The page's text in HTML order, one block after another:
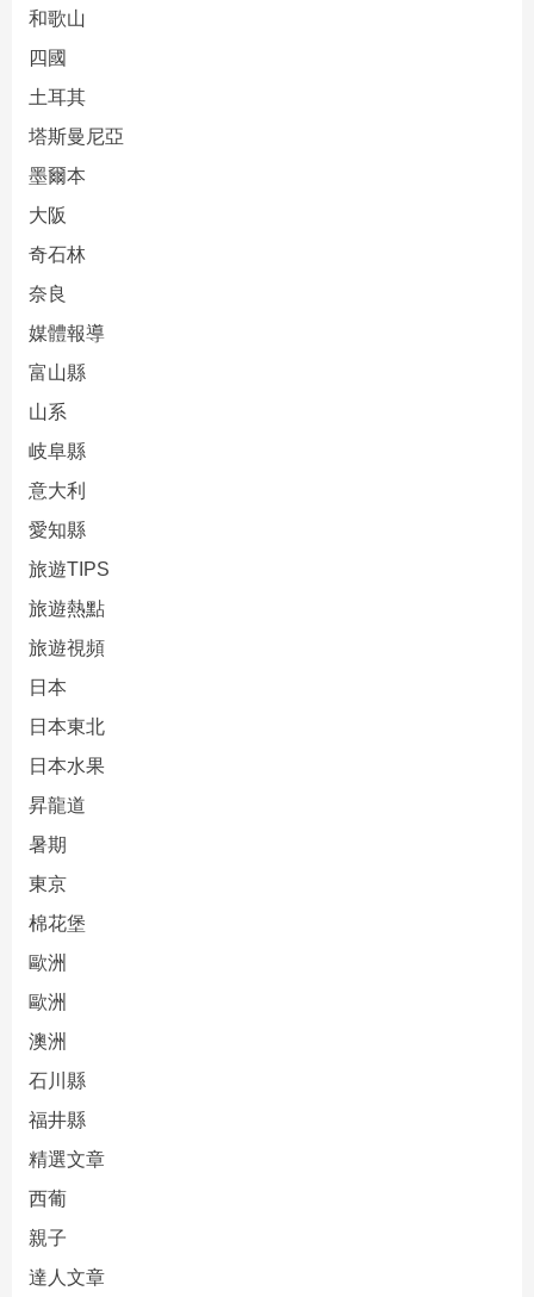
和歌山
四國
土耳其
塔斯曼尼亞
墨爾本
大阪
奇石林
奈良
媒體報導
富山縣
山系
岐阜縣
意大利
愛知縣
旅遊TIPS
旅遊熱點
旅遊視頻
日本
日本東北
日本水果
昇龍道
暑期
東京
棉花堡
歐洲
歐洲
澳洲
石川縣
福井縣
精選文章
西葡
親子
達人文章